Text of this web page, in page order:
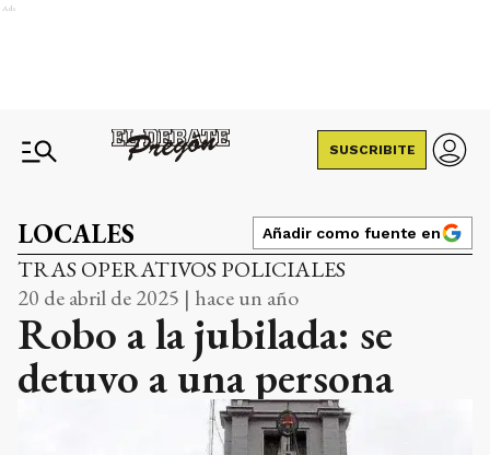
Ads
SUSCRIBITE
LOCALES Añadir como fuente en
TRAS OPERATIVOS POLICIALES
20 de abril de 2025 | hace un año
Robo a la jubilada: se
detuvo a una persona